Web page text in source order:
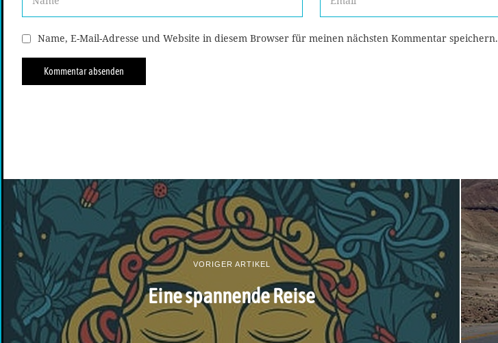
Name, E-Mail-Adresse und Website in diesem Browser für meinen nächsten Kommentar speichern.
VORIGER ARTIKEL
Eine spannende Reise